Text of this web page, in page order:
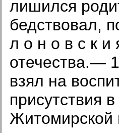
лишился
бедствовал,
л о н о в с к
отечества.—
взял на
присутствия
Житомирской